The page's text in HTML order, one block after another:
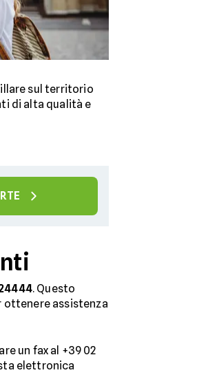
sul territorio
di alta qualità e
. Questo
ottenere assistenza
un fax al +39 02
elettronica